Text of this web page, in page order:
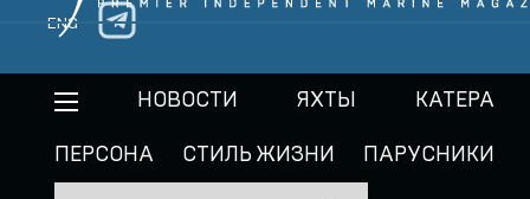
ENG
НОВОСТИ ЯХТЫ КАТЕРА
ПЕРСОНА СТИЛЬ ЖИЗНИ ПАРУСНИКИ